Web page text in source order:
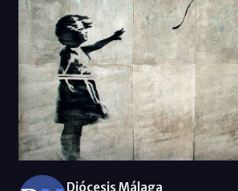
Diócesis Málaga